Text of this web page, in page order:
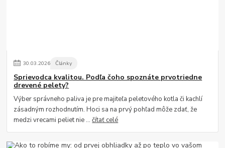
30.03.2026 Články
Sprievodca kvalitou. Podľa čoho spoznáte prvotriedne
drevené pelety?
Výber správneho paliva je pre majiteľa peletového kotla či kachlí
zásadným rozhodnutím. Hoci sa na prvý pohľad môže zdať, že
medzi vrecami peliet nie ...čítať celé